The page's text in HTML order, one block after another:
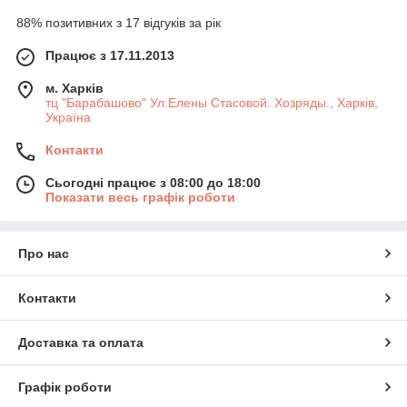
88% позитивних з 17 відгуків за рік
Працює з 17.11.2013
м. Харків
тц "Барабашово" Ул.Елены Стасовой. Хозряды., Харків,
Україна
Контакти
Сьогодні працює з 08:00 до 18:00
Показати весь графік роботи
Про нас
Контакти
Доставка та оплата
Графік роботи